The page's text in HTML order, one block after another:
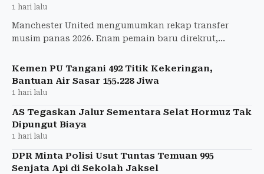
1 hari lalu
Manchester United mengumumkan rekap transfer
musim panas 2026. Enam pemain baru direkrut,
Kemen PU Tangani 492 Titik Kekeringan,
Bantuan Air Sasar 155.228 Jiwa
1 hari lalu
AS Tegaskan Jalur Sementara Selat Hormuz Tak
Dipungut Biaya
1 hari lalu
DPR Minta Polisi Usut Tuntas Temuan 995
Senjata Api di Sekolah Jaksel